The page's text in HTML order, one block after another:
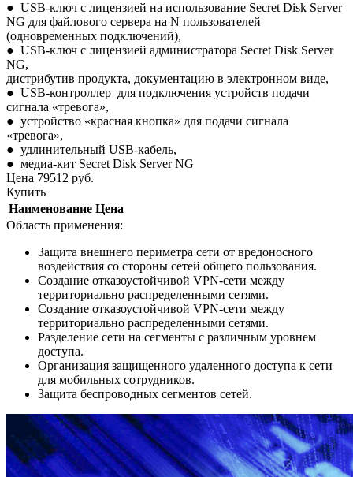
● USB-ключ с лицензией на использование Secret Disk Server
NG для файлового сервера на N пользователей
(одновременных подключений),
● USB-ключ с лицензией администратора Secret Disk Server
NG,
дистрибутив продукта, документацию в электронном виде,
● USB-контроллер для подключения устройств подачи
сигнала «тревога»,
● устройство «красная кнопка» для подачи сигнала
«тревога»,
● удлинительный USB-кабель,
● медиа-кит Secret Disk Server NG
Цена 79512 руб.
Купить
Наименование Цена
Область применения:
Защита внешнего периметра сети от вредоносного
воздействия со стороны сетей общего пользования.
Создание отказоустойчивой VPN-сети между
территориально распределенными сетями.
Создание отказоустойчивой VPN-сети между
территориально распределенными сетями.
Разделение сети на сегменты с различным уровнем
доступа.
Организация защищенного удаленного доступа к сети
для мобильных сотрудников.
Защита беспроводных сегментов сетей.